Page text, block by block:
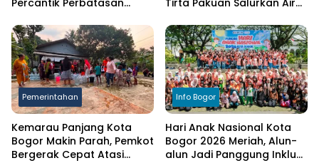
Putih Sambut HUT RI ke-81
Terdampak Kekeringan
Pemerintahan
Kemarau Panjang Kota
Bogor Makin Parah, Pemkot
Bergerak Cepat Atasi
Info Bogor
Hari Anak Nasional Kota
Bogor 2026 Meriah, Alun-
alun Jadi Panggung Inklusi